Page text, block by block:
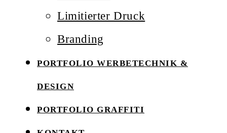
Limitierter Druck
Branding
PORTFOLIO WERBETECHNIK &
DESIGN
PORTFOLIO GRAFFITI